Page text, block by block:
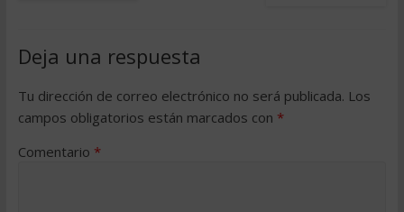
Deja una respuesta
Tu dirección de correo electrónico no será publicada. Los
campos obligatorios están marcados con *
Comentario *